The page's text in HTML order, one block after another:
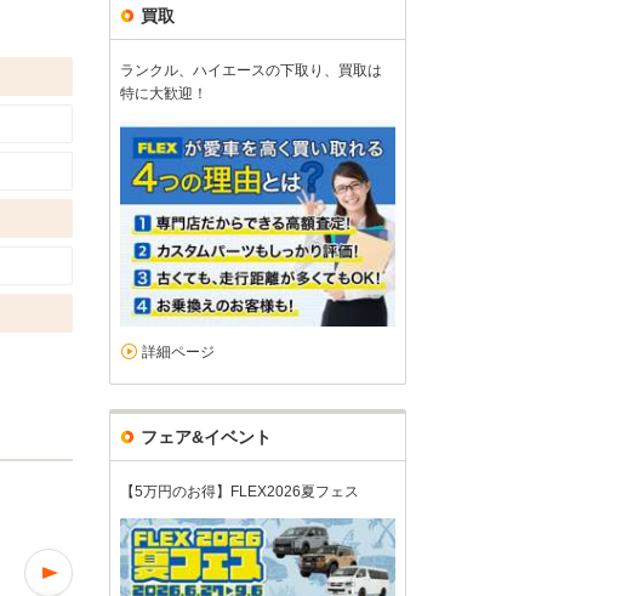
ハイエースライフ、楽しいです
総合評価 5 点接客：
店舗には多くの展示車があり、様々なスタイルの中から好みのものを
買取
ランクル、ハイエースの下取り、買取は
特に大歓迎！
詳細ページ
フェア&イベント
【5万円のお得】FLEX2026夏フェス